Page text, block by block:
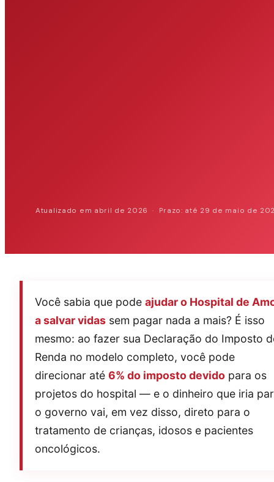
Atualizado em abril de 2026 · Prazo: até 29 de maio de
Você sabia que pode ajudar o Hospital de
a salvar vidassem pagar nada a mais? É isso
mesmo: ao fazer sua Declaração do Imposto
Renda no modelo completo, você pode
direcionar até 6% do imposto devidopara os
projetos do hospital — e o dinheiro que iria
o governo vai, em vez disso, direto para o
tratamento de crianças, idosos e pacientes
oncológicos.